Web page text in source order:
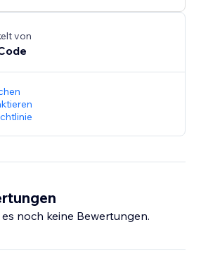
von
noch keine Bewertungen.